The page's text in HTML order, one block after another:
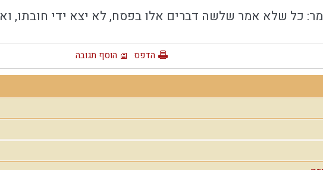
כל שלא אמר שלשה דברים אלו בפסח, לא יצא ידי חובתו,
הדפס הוסף תגובה